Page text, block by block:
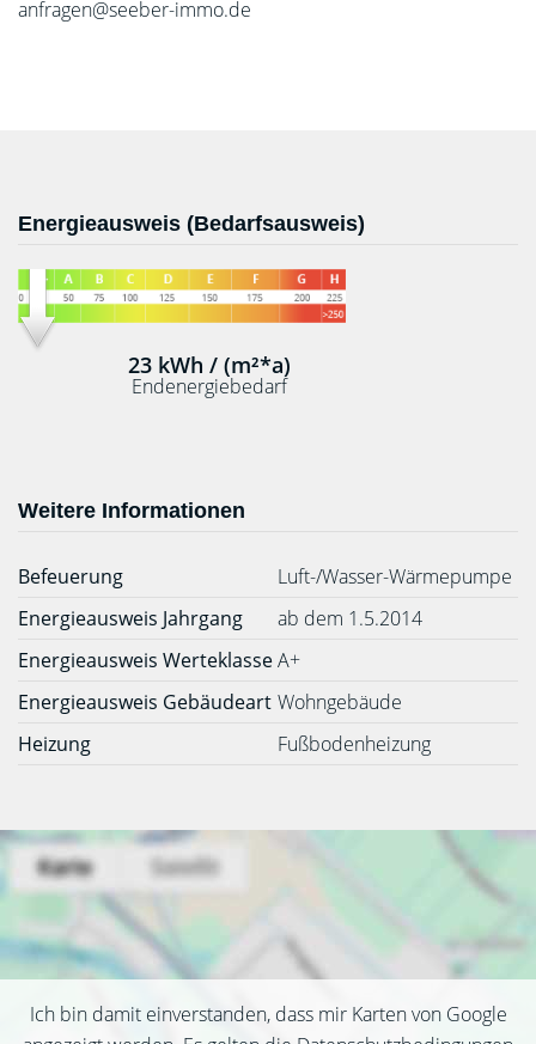
anfragen@seeber-immo.de
Energieausweis (Bedarfsausweis)
23 kWh / (m²*a)
Endenergiebedarf
Weitere Informationen
Befeuerung
Luft-/Wasser-Wärmepumpe
Energieausweis Jahrgang
ab dem 1.5.2014
Energieausweis WerteklasseA+
Energieausweis Gebäudeart Wohngebäude
Heizung
Fußbodenheizung
Ich bin damit einverstanden, dass mir Karten von Google